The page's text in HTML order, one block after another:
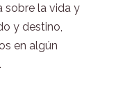
sobre la vida y
y destino,
en algún